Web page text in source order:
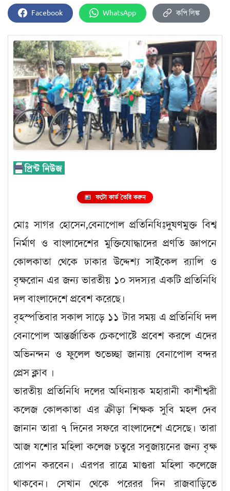
Facebook WhatsApp কপি লিঙ্ক
ফটো কার্ড তৈরি করুন
মোঃ সাগর হোসেন,বেনাপোল প্রতিনিধিঃদুষণমুক্ত বিশ্ব
নির্মাণ ও বাংলাদেশের মুক্তিযোদ্ধাদের প্রণতি জ্ঞাপনে
কোলকাতা থেকে ঢাকার উদ্দেশ্য সাইকেল র‌্যালি ও
বৃক্ষরোন এর জন্য ভারতীয় ১০ সদস্যর একটি প্রতিনিধি
দল বাংলাদেশে প্রবেশ করেছে।
বৃহস্পতিবার সকাল সাড়ে ১১ টার সময় এ প্রতিনিধি দল
বেনাপোল আন্তর্জাতিক চেকপোষ্টে প্রবেশ করলে এদের
অভিনন্দন ও ফুলেল শুভেচ্ছা জানায় বেনাপোল বন্দর
প্রেস ক্লাব ।
ভারতীয় প্রতিনিধি দলের অধিনায়ক মহারানী কাশীশ্বরী
কলেজ কোলকাতা এর ক্রীড়া শিক্ষক সুবি মহল দেব
জানান তারা ৭ দিনের সফরে বাংলাদেশে এসেছে। তারা
আজ যশোর মহিলা কলেজ চত্বরে সবুজায়নের জন্য বৃক্ষ
রোপন করবেন। এরপর রাত্রে মাগুরা মহিলা কলেজে
থাকবেন। সেখান থেকে পরেরর দিন রাজবাড়িতে